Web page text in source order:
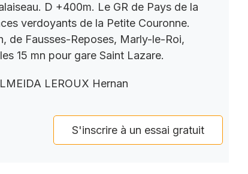
D +400m. Le GR de Pays de la
verdoyants de la Petite Couronne.
de Fausses-Reposes, Marly-le-Roi,
15 mn pour gare Saint Lazare.
LEROUX Hernan
S'inscrire à un essai gratuit